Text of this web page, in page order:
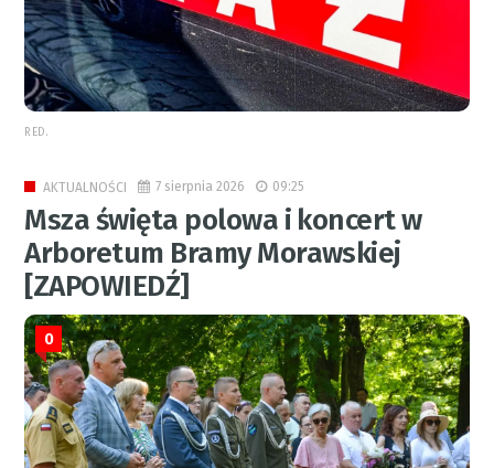
RED.
AKTUALNOŚCI 7 sierpnia 2026 09:25
Msza święta polowa i koncert w
Arboretum Bramy Morawskiej
[ZAPOWIEDŹ]
0